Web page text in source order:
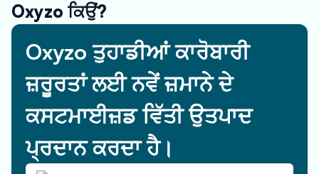
Oxyzo ਕਿਉਂ?
Oxyzo ਤੁਹਾਡੀਆਂ ਕਾਰੋਬਾਰੀ
ਜ਼ਰੂਰਤਾਂ ਲਈ ਨਵੇਂ ਜ਼ਮਾਨੇ ਦੇ
ਕਸਟਮਾਈਜ਼ਡ ਵਿੱਤੀ ਉਤਪਾਦ
ਪ੍ਰਦਾਨ ਕਰਦਾ ਹੈ।